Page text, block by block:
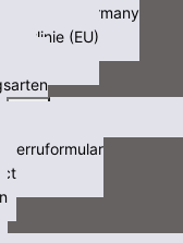
not Germany
Richtlinie (EU)